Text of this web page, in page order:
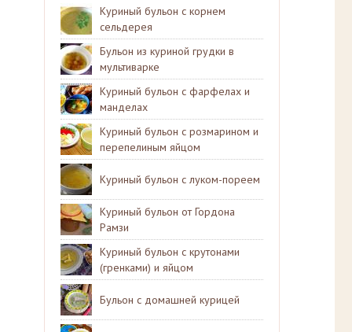
Куриный бульон с корнем
сельдерея
Бульон из куриной грудки в
мультиварке
Куриный бульон с фарфелах и
манделах
Куриный бульон с розмарином и
перепелиным яйцом
Куриный бульон с луком-пореем
Куриный бульон от Гордона
Рамзи
Куриный бульон с крутонами
(гренками) и яйцом
Бульон с домашней курицей